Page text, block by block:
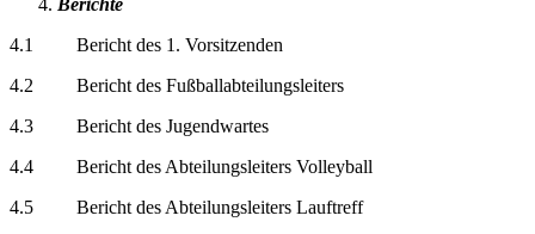
4.1 Bericht des 1. Vorsitzenden
4.2 Bericht des Fußballabteilungsleiters
4.3 Bericht des Jugendwartes
4.4 Bericht des Abteilungsleiters Volleyball
4.5 Bericht des Abteilungsleiters Lauftreff